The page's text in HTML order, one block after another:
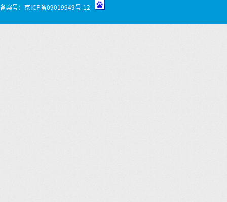
备案号： 京ICP备09019949号-12